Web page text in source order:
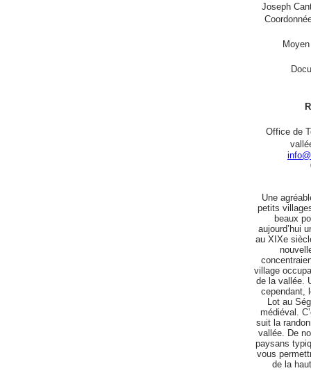
Joseph
Moyen
Office de
Une
petits
beaux
aujourd’hui
au XIXe
village
de la vallée.
cependant,
Lot au
médiéval.
suit la
vallée. De
paysans
vous
de la